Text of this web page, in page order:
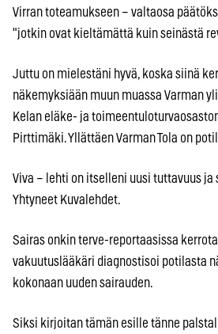
Virran toteamukseen – valtaosa
"jotkin ovat kieltämättä kuin seinästä
Juttu on mielestäni hyvä, koska siinä
näkemyksiään muun muassa Varman
Kelan eläke- ja
Pirttimäki. Yllättäen Varman Tola on
Viva – lehti on itselleni uusi tuttavuus
Yhtyneet Kuvalehdet.
Sairas onkin terve-reportaasissa
vakuutuslääkäri diagnostisoi potilasta
kokonaan uuden sairauden.
Siksi kirjoitan tämän esille tänne